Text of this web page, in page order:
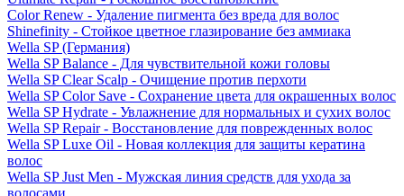
Color Renew - Удаление пигмента без вреда для волос
Shinefinity - Стойкое цветное глазирование без аммиака
Wella SP (Германия)
Wella SP Balance - Для чувствительной кожи головы
Wella SP Clear Scalp - Очищение против перхоти
Wella SP Color Save - Сохранение цвета для окрашенных волос
Wella SP Hydrate - Увлажнение для нормальных и сухих волос
Wella SP Repair - Восстановление для поврежденных волос
Wella SP Luxe Oil - Новая коллекция для защиты кератина
волос
Wella SP Just Men - Мужская линия средств для ухода за
волосами